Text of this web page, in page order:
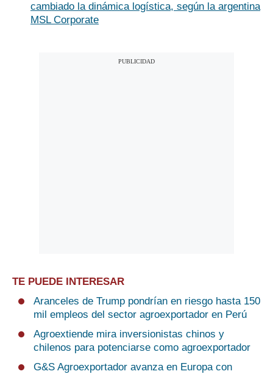
cambiado la dinámica logística, según la argentina
MSL Corporate
TE PUEDE INTERESAR
Aranceles de Trump pondrían en riesgo hasta 150
mil empleos del sector agroexportador en Perú
Agroextiende mira inversionistas chinos y
chilenos para potenciarse como agroexportador
G&S Agroexportador avanza en Europa con